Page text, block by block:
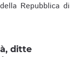
Repubblica di
ditte